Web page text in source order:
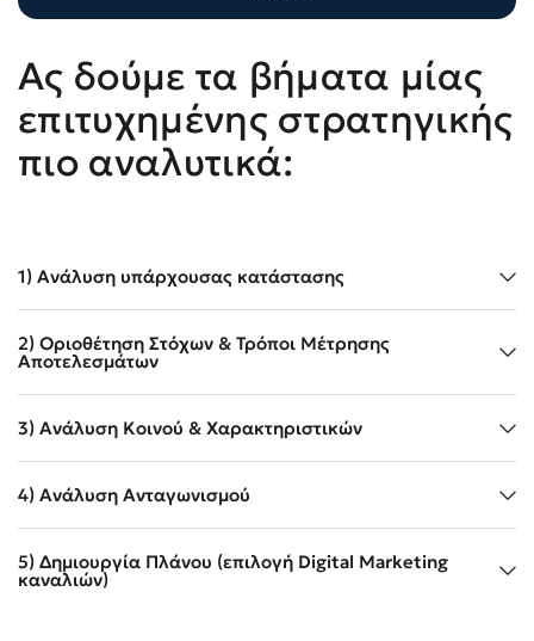
Ας δούμε τα βήματα μίας
επιτυχημένης στρατηγικής
πιο αναλυτικά:
1) Ανάλυση υπάρχουσας κατάστασης
2) Οριοθέτηση Στόχων & Τρόποι Μέτρησης
Αποτελεσμάτων
3) Ανάλυση Κοινού & Χαρακτηριστικών
4) Ανάλυση Ανταγωνισμού
5) Δημιουργία Πλάνου (επιλογή Digital Marketing
καναλιών)